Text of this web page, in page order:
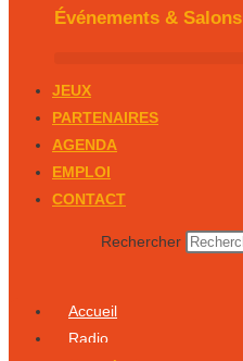
Événements & Salons
JEUX
PARTENAIRES
AGENDA
EMPLOI
CONTACT
Rechercher
Accueil
Radio